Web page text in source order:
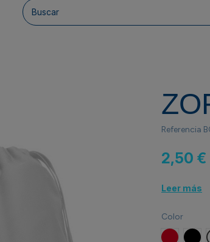
Referencia
2,50 €
Leer más
Color
Rojo